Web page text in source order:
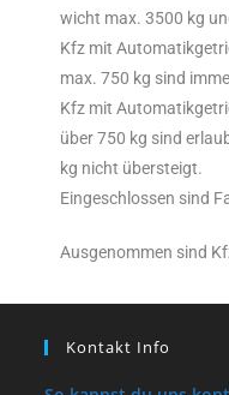
wicht max. 3500 kg
Kfz mit
max. 750 kg sind
Kfz mit
über 750 kg sind
kg nicht übersteigt.
Eingeschlossen sind
Ausge­nommen sind
Kontakt Info